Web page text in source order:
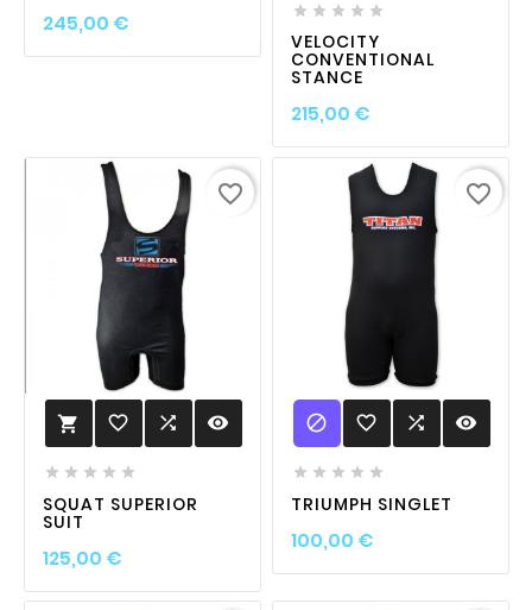
245,00 €Prix     
VELOCITY
CONVENTIONAL
STANCE
215,00 €Prix
 favorite_border  visibility
    
SQUAT SUPERIOR
SUIT
125,00 €Prix
favorite_border
 favorite_border  visibility
    
TRIUMPH SINGLET
100,00 €Prix
favorite_border